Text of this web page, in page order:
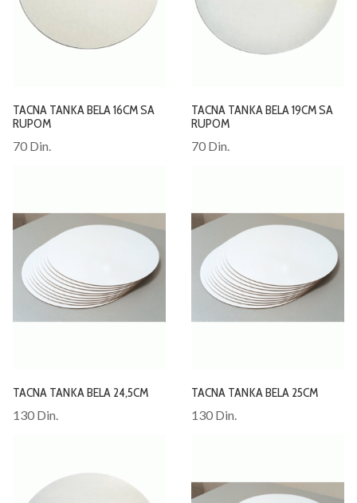
TACNA TANKA BELA 16CM SA
RUPOM
70 Din.
TACNA TANKA BELA 19CM SA
RUPOM
70 Din.
TACNA TANKA BELA 24,5CM
130 Din.
TACNA TANKA BELA 25CM
130 Din.